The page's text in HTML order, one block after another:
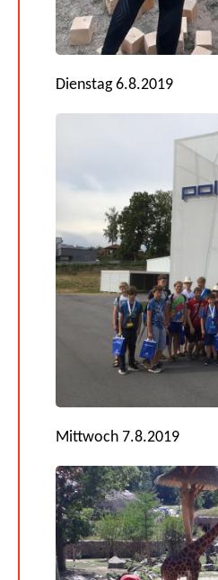
Dienstag 6.8.2019
Mittwoch 7.8.2019